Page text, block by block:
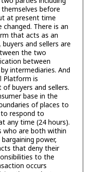
before
at present time
There is an
that acts as an
and sellers are
the two
between
intermediaries. And
Platform is
buyers and sellers.
base in the
of places to
respond to
any time (24 hours).
who are both within
power,
that deny their
to the
occurs